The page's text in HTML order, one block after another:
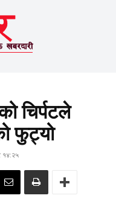
चिर्पटले
फुट्यो
१४:२५